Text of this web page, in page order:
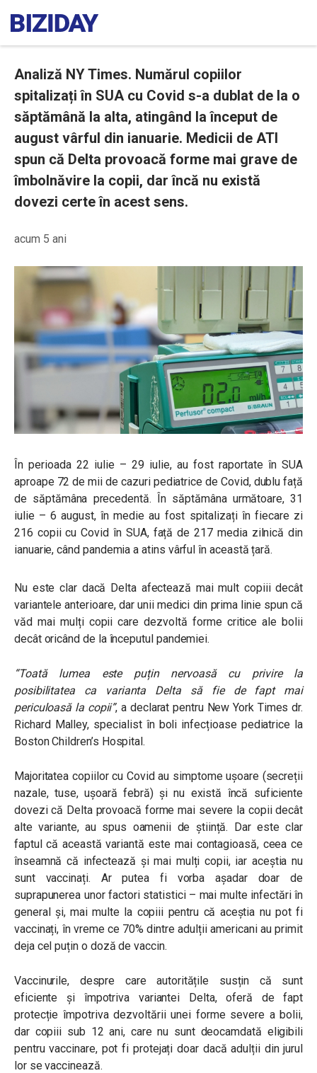
Analiză NY Times. Numărul copiilor
spitalizați în SUA cu Covid s-a dublat de la o
săptămână la alta, atingând la început de
august vârful din ianuarie. Medicii de ATI
spun că Delta provoacă forme mai grave de
îmbolnăvire la copii, dar încă nu există
dovezi certe în acest sens.
acum 5 ani
În perioada 22 iulie – 29 iulie, au fost raportate în SUA
aproape 72 de mii de cazuri pediatrice de Covid, dublu față
de ​​săptămâna precedentă. În săptămâna următoare, 31
iulie – 6 august, în medie au fost spitalizați în fiecare zi
216 copii cu Covid în SUA, față de 217 media zilnică din
ianuarie, când pandemia a atins vârful în această țară.
Nu este clar dacă Delta afectează mai mult copiii decât
variantele anterioare, dar unii medici din prima linie spun că
văd mai mulți copii care dezvoltă forme critice ale bolii
decât oricând de la începutul pandemiei.
“Toată lumea este puțin nervoasă cu privire la
posibilitatea ca varianta Delta să fie de fapt mai
periculoasă la copii”, a declarat pentru New York Times dr.
Richard Malley, specialist în boli infecțioase pediatrice la
Boston Children’s Hospital.
Majoritatea copiilor cu Covid au simptome ușoare (secreții
nazale, tuse, ușoară febră) și nu există încă suficiente
dovezi că Delta provoacă forme mai severe la copii decât
alte variante, au spus oamenii de știință. Dar este clar
faptul că această variantă este mai contagioasă, ceea ce
înseamnă că infectează și mai mulți copii, iar aceștia nu
sunt vaccinați. Ar putea fi vorba așadar doar de
suprapunerea unor factori statistici – mai multe infectări în
general și, mai multe la copiii pentru că aceștia nu pot fi
vaccinați, în vreme ce 70% dintre adulții americani au primit
deja cel puțin o doză de vaccin.
Vaccinurile, despre care autoritățile susțin că sunt
eficiente și împotriva variantei Delta, oferă de fapt
protecție împotriva dezvoltării unei forme severe a bolii,
dar copiii sub 12 ani, care nu sunt deocamdată eligibili
pentru vaccinare, pot fi protejați doar dacă adulții din jurul
lor se vaccinează.